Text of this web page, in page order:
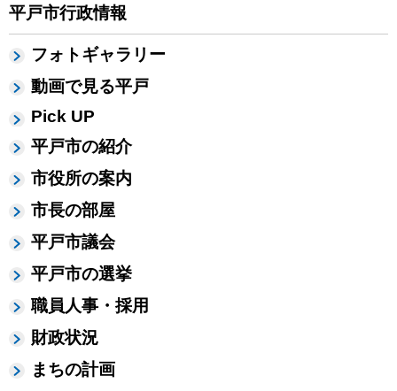
平戸市行政情報
フォトギャラリー
動画で見る平戸
Pick UP
平戸市の紹介
市役所の案内
市長の部屋
平戸市議会
平戸市の選挙
職員人事・採用
財政状況
まちの計画